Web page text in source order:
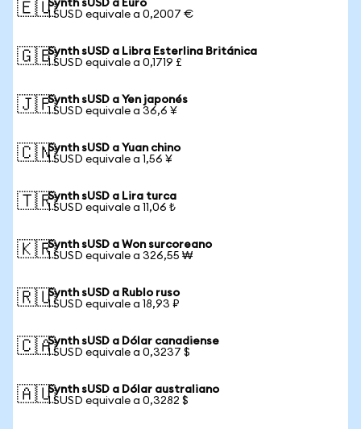
🇪🇺Synth sUSD a Euro
1 SUSD equivale a 0,2007 €
🇬🇧Synth sUSD a Libra Esterlina Británica
1 SUSD equivale a 0,1719 £
🇯🇵Synth sUSD a Yen japonés
1 SUSD equivale a 36,6 ¥
🇨🇳Synth sUSD a Yuan chino
1 SUSD equivale a 1,56 ¥
🇹🇷Synth sUSD a Lira turca
1 SUSD equivale a 11,06 ₺
🇰🇷Synth sUSD a Won surcoreano
1 SUSD equivale a 326,55 ₩
🇷🇺Synth sUSD a Rublo ruso
1 SUSD equivale a 18,93 ₽
🇨🇦Synth sUSD a Dólar canadiense
1 SUSD equivale a 0,3237 $
🇦🇺Synth sUSD a Dólar australiano
1 SUSD equivale a 0,3282 $